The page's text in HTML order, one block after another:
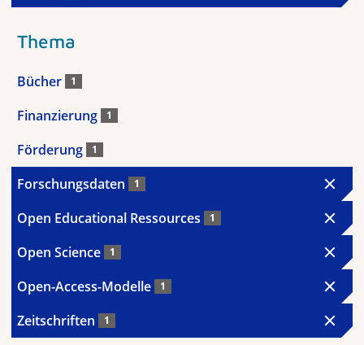
Thema
Bücher 1
Finanzierung 1
Förderung 1
Forschungsdaten 1
Open Educational Ressources 1
Open Science 1
Open-Access-Modelle 1
Zeitschriften 1